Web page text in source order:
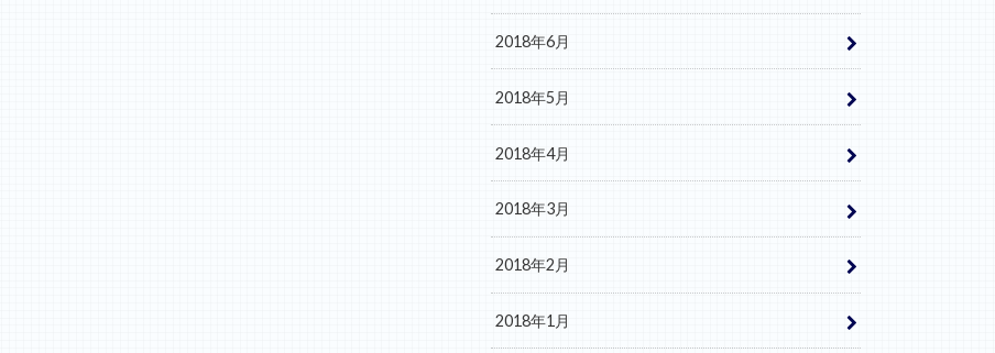
2018年6月
2018年5月
2018年4月
2018年3月
2018年2月
2018年1月